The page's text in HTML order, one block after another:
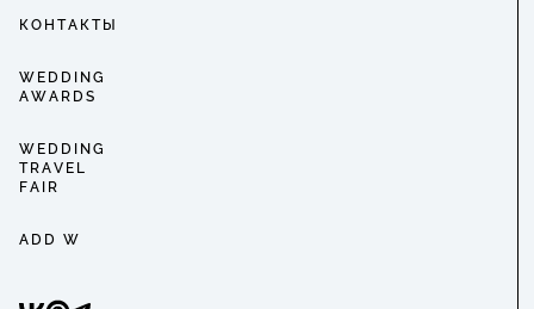
КОНТАКТЫ
WEDDING
AWARDS
WEDDING
TRAVEL
FAIR
ADD W